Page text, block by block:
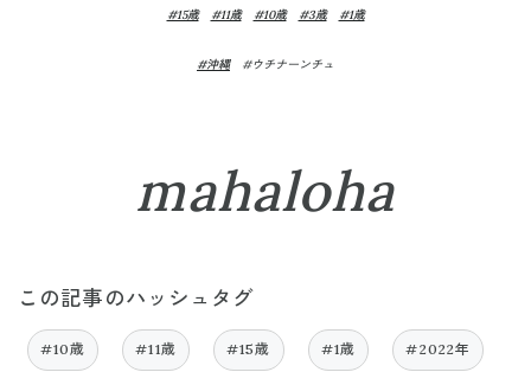
#15歳 #11歳 #10歳 #3歳 #1歳
#沖縄#ウチナーンチュ
mahaloha
この記事のハッシュタグ
#10歳 #11歳 #15歳 #1歳 #2022年